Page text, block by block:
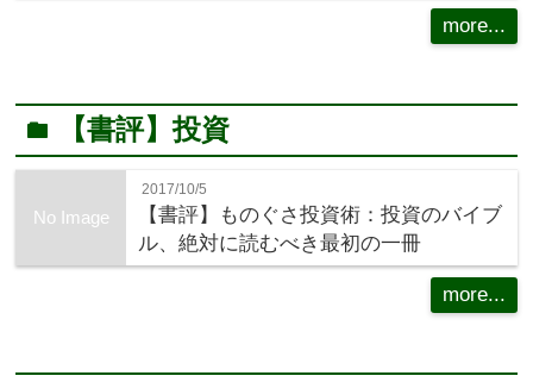
more...
folder 【書評】投資
No Image
2017/10/5
【書評】ものぐさ投資術：投資のバイブ
ル、絶対に読むべき最初の一冊
more...